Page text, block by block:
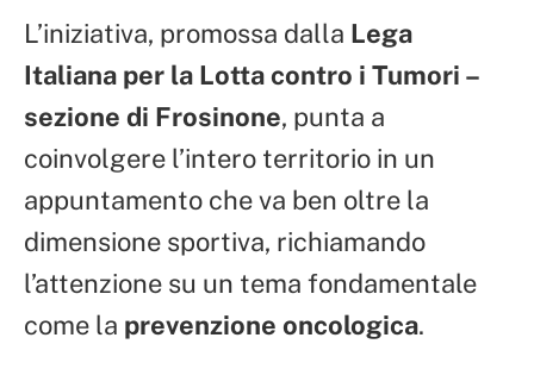
L’iniziativa, promossa dalla Lega
Italiana per la Lotta contro i Tumori –
sezione di Frosinone, punta a
coinvolgere l’intero territorio in un
appuntamento che va ben oltre la
dimensione sportiva, richiamando
l’attenzione su un tema fondamentale
come la prevenzione oncologica.